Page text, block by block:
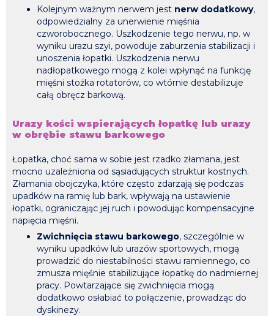
Kolejnym ważnym nerwem jest nerw dodatkowy,
odpowiedzialny za unerwienie mięśnia
czworobocznego. Uszkodzenie tego nerwu, np. w
wyniku urazu szyi, powoduje zaburzenia stabilizacji i
unoszenia łopatki. Uszkodzenia nerwu
nadłopatkowego mogą z kolei wpłynąć na funkcję
mięśni stożka rotatorów, co wtórnie destabilizuje
całą obręcz barkową.
Urazy kości wspierających łopatkę lub urazy
w obrębie stawu barkowego
Łopatka, choć sama w sobie jest rzadko złamana, jest
mocno uzależniona od sąsiadujących struktur kostnych.
Złamania obojczyka, które często zdarzają się podczas
upadków na ramię lub bark, wpływają na ustawienie
łopatki, ograniczając jej ruch i powodując kompensacyjne
napięcia mięśni.
Zwichnięcia stawu barkowego, szczególnie w
wyniku upadków lub urazów sportowych, mogą
prowadzić do niestabilności stawu ramiennego, co
zmusza mięśnie stabilizujące łopatkę do nadmiernej
pracy. Powtarzające się zwichnięcia mogą
dodatkowo osłabiać to połączenie, prowadząc do
dyskinezy.